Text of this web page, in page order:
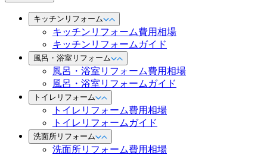
キッチンリフォーム
キッチンリフォーム費用相場
キッチンリフォームガイド
風呂・浴室リフォーム
風呂・浴室リフォーム費用相場
風呂・浴室リフォームガイド
トイレリフォーム
トイレリフォーム費用相場
トイレリフォームガイド
洗面所リフォーム
洗面所リフォーム費用相場